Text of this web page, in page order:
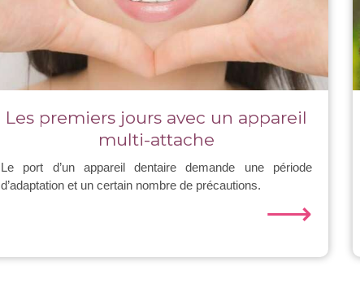
Les premiers jours avec un appareil
multi-attache
Le port d’un appareil dentaire demande une période
d’adaptation et un certain nombre de précautions.
⟶